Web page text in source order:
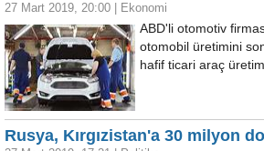
27 Mart 2019, 20:00 Ekonomi
ABD'li otomotiv
otomobil üretimini
hafif ticari araç
Rusya, Kırgızistan'a 30 milyon